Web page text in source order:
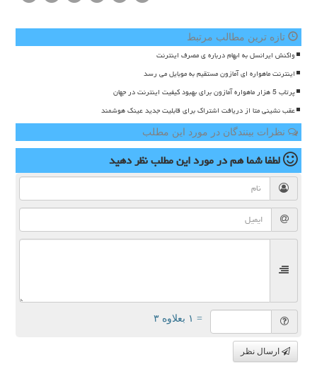
تازه ترین مطالب مرتبط
واکنش ایرانسل به ابهام درباره ی مصرف اینترنت
اینترنت ماهواره ای آمازون مستقیم به موبایل می رسد
پرتاب 5 هزار ماهواره آمازون برای بهبود کیفیت اینترنت در جهان
عقب نشینی متا از دریافت اشتراک برای قابلیت جدید عینک هوشمند
نظرات بینندگان در مورد این مطلب
لطفا شما همدر مورد این مطلبنظر دهید
= ۱ بعلاوه ۳
ارسال نظر